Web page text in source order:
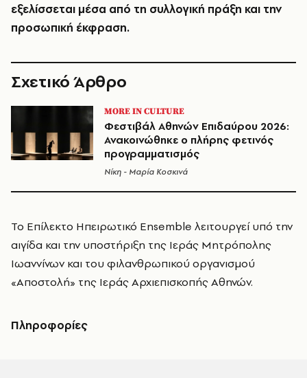
εξελίσσεται μέσα από τη συλλογική πράξη και την
προσωπική έκφραση.
Σχετικό Άρθρο
MORE IN CULTURE
Φεστιβάλ Αθηνών Επιδαύρου 2026:
Ανακοινώθηκε ο πλήρης φετινός
προγραμματισμός
Νίκη - Μαρία Κοσκινά
Το Επίλεκτο Ηπειρωτικό Ensemble λειτουργεί υπό την
αιγίδα και την υποστήριξη της Ιεράς Μητρόπολης
Ιωαννίνων και του φιλανθρωπικού οργανισμού
«Αποστολή» της Ιεράς Αρχιεπισκοπής Αθηνών.
Πληροφορίες